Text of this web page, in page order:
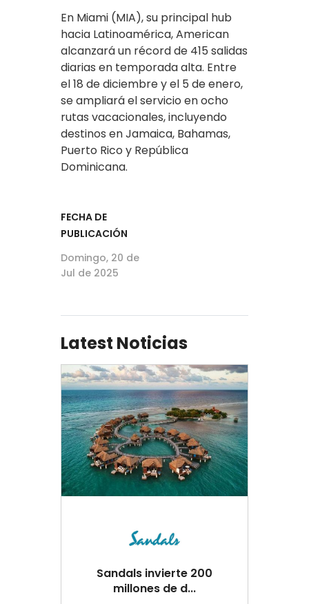
En Miami (MIA), su principal hub
hacia Latinoamérica, American
alcanzará un récord de 415 salidas
diarias en temporada alta. Entre
el 18 de diciembre y el 5 de enero,
se ampliará el servicio en ocho
rutas vacacionales, incluyendo
destinos en Jamaica, Bahamas,
Puerto Rico y República
Dominicana.
FECHA DE
PUBLICACIÓN
Domingo, 20 de
Jul de 2025
Latest Noticias
Sandals invierte 200
millones de d...